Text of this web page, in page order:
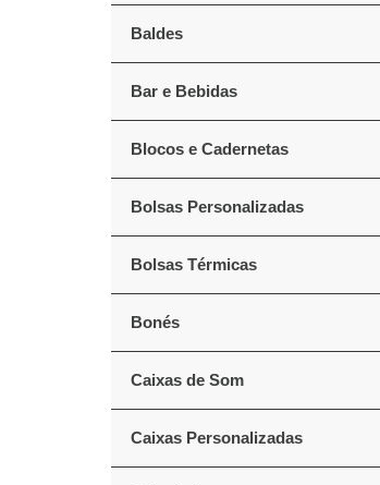
Baldes
Bar e Bebidas
Blocos e Cadernetas
Bolsas Personalizadas
Bolsas Térmicas
Bonés
Caixas de Som
Caixas Personalizadas